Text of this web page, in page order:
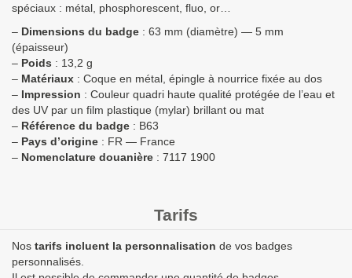
spéciaux : métal, phosphorescent, fluo, or…
– Dimensions du badge : 63 mm (diamètre) — 5 mm
(épaisseur)
– Poids : 13,2 g
– Matériaux : Coque en métal, épingle à nourrice fixée au dos
– Impression : Couleur quadri haute qualité protégée de l’eau et
des UV par un film plastique (mylar) brillant ou mat
– Référence du badge : B63
– Pays d’origine : FR — France
– Nomenclature douanière : 7117 1900
Tarifs
Nos tarifs incluent la personnalisation de vos badges
personnalisés.